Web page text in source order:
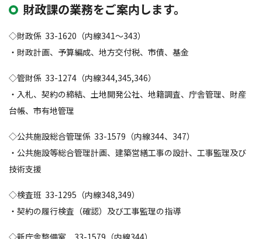
財政課の業務をご案内します。
◇財政係 33-1620（内線341～343）
・財政計画、予算編成、地方交付税、市債、基金
◇管財係 33-1274（内線344,345,346）
・入札、契約の締結、土地開発公社、地籍調査、庁舎管理、財産
台帳、市有地管理
◇公共施設総合管理係 33-1579（内線344、347）
・公共施設等総合管理計画、建築営繕工事の設計、工事監理及び
技術支援
◇検査班 33-1295（内線348,349）
・契約の履行検査（確認）及び工事監理の指導
◇新庁舎整備室 33-1579（内線344）